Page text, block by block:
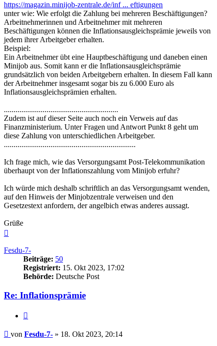
https://magazin.minijob-zentrale.de/inf ... eftigungen
unter wie: Wie erfolgt die Zahlung bei mehreren Beschäftigungen?
Arbeitnehmerinnen und Arbeitnehmer mit mehreren
Beschäftigungen können die Inflationsausgleichsprämie jeweils von
jedem ihrer Arbeitgeber erhalten.
Beispiel:
Ein Arbeitnehmer übt eine Hauptbeschäftigung und daneben einen
Minijob aus. Somit kann er die Inflationsausgleichsprämie
grundsätzlich von beiden Arbeitgebern erhalten. In diesem Fall kann
der Arbeitnehmer insgesamt sogar bis zu 6.000 Euro als
Inflationsausgleichsprämien erhalten.
...........................................................
Zudem ist auf dieser Seite auch noch ein Verweis auf das
Finanzministerium. Unter Fragen und Antwort Punkt 8 geht um
diese Zahlung von unterschiedlichen Arbeitgeber.
....................................................................
Ich frage mich, wie das Versorgungsamt Post-Telekommunikation
überhaupt von der Inflationszahlung vom Minijob erfuhr?
Ich würde mich deshalb schriftlich an das Versorgungsamt wenden,
auf den Hinweis der Minjobzentrale verweisen und den
Gesetzestext anfordern, der angelbich etwas anderes aussagt.
Grüße
Fesdu-7-
Beiträge: 50
Registriert: 15. Okt 2023, 17:02
Behörde: Deutsche Post
Re: Inflationsprämie
Beitrag
von Fesdu-7- » 18. Okt 2023, 20:14